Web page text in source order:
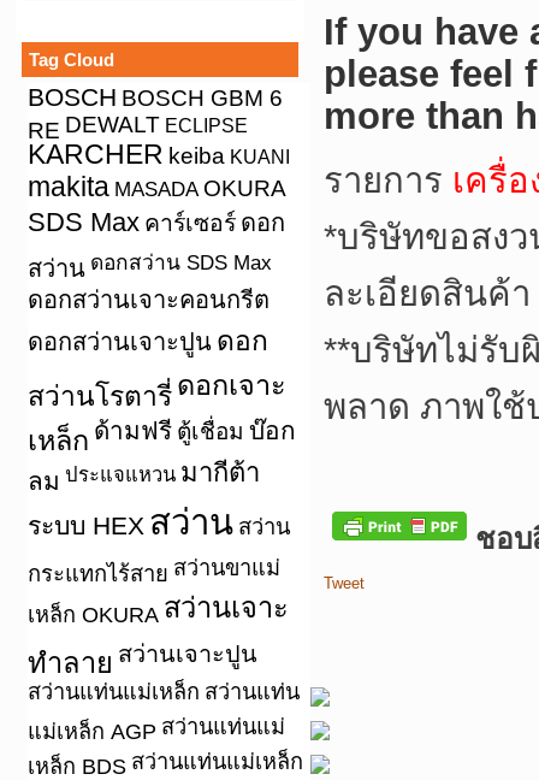
Tag Cloud
BOSCH BOSCH GBM 6
RE DEWALT ECLIPSE
KARCHER keiba KUANI
makita MASADA OKURA
SDS Max คาร์เซอร์ ดอก
สว่าน ดอกสว่าน SDS Max
ดอกสว่านเจาะคอนกรีต
ดอกสว่านเจาะปูน ดอก
สว่านโรตารี่ ดอกเจาะ
เหล็ก ด้ามฟรี ตู้เชื่อม บ๊อก
ลม ประแจแหวน มากีต้า
ระบบ HEX สว่าน สว่าน
กระแทกไร้สาย สว่านขาแม่
เหล็ก OKURA สว่านเจาะ
ทำลาย สว่านเจาะปูน
สว่านแท่นแม่เหล็ก สว่านแท่น
แม่เหล็ก AGP สว่านแท่นแม่
เหล็ก BDS สว่านแท่นแม่เหล็ก
If you have
please feel
more than
รายการ เครื่
*บริษัทขอสงว
ละเอียดสินค้
**บริษัทไม่รับ
พลาด ภาพใ
ชอบ
Tweet